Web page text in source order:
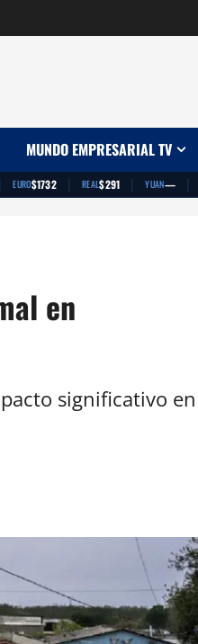
MUNDO EMPRESARIAL TV
EURO$1732 | REAL$291 | YUAN— |
en
significativo en